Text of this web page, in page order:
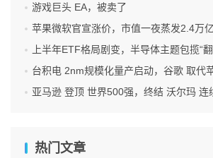
游戏巨头 EA，被卖了
苹果微软官宣涨价，市值一夜蒸发2.4万亿
上半年ETF格局剧变，半导体主题包揽“
台积电 2nm规模化量产启动，谷歌 取代
亚马逊 登顶 世界500强，终结 沃尔玛 连
热门文章